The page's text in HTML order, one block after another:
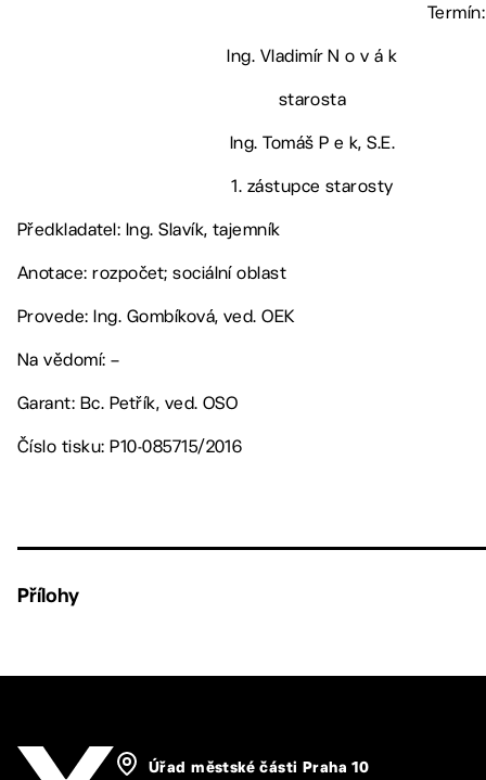
Ing. Vladimír N o v á k
starosta
Ing. Tomáš P e k, S.E.
1. zástupce starosty
Předkladatel: Ing. Slavík, tajemník
Anotace: rozpočet; sociální oblast
Provede: Ing. Gombíková, ved. OEK
Na vědomí: –
Garant: Bc. Petřík, ved. OSO
Číslo tisku: P10-085715/2016
Přílohy
Úřad městské části Praha 10